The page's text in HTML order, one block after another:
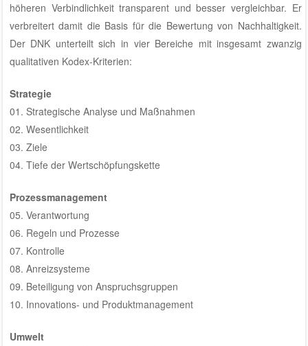
höheren Verbindlichkeit transparent und besser vergleichbar. Er
verbreitert damit die Basis für die Bewertung von Nachhaltigkeit.
Der DNK unterteilt sich in vier Bereiche mit insgesamt zwanzig
qualitativen Kodex-Kriterien:
Strategie
01. Strategische Analyse und Maßnahmen
02. Wesentlichkeit
03. Ziele
04. Tiefe der Wertschöpfungskette
Prozessmanagement
05. Verantwortung
06. Regeln und Prozesse
07. Kontrolle
08. Anreizsysteme
09. Beteiligung von Anspruchsgruppen
10. Innovations- und Produktmanagement
Umwelt